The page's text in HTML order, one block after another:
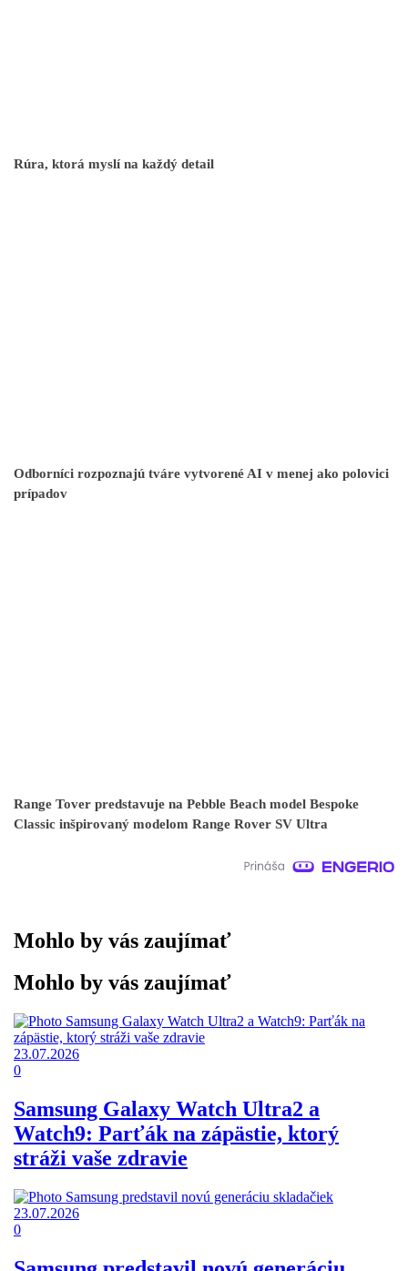
Rúra, ktorá myslí na každý detail
Odborníci rozpoznajú tváre vytvorené AI v menej ako polovici
prípadov
Range Tover predstavuje na Pebble Beach model Bespoke
Classic inšpirovaný modelom Range Rover SV Ultra
Mohlo by vás zaujímať
Mohlo by vás zaujímať
23.07.2026
0
Samsung Galaxy Watch Ultra2 a
Watch9: Parťák na zápästie, ktorý
stráži vaše zdravie
23.07.2026
0